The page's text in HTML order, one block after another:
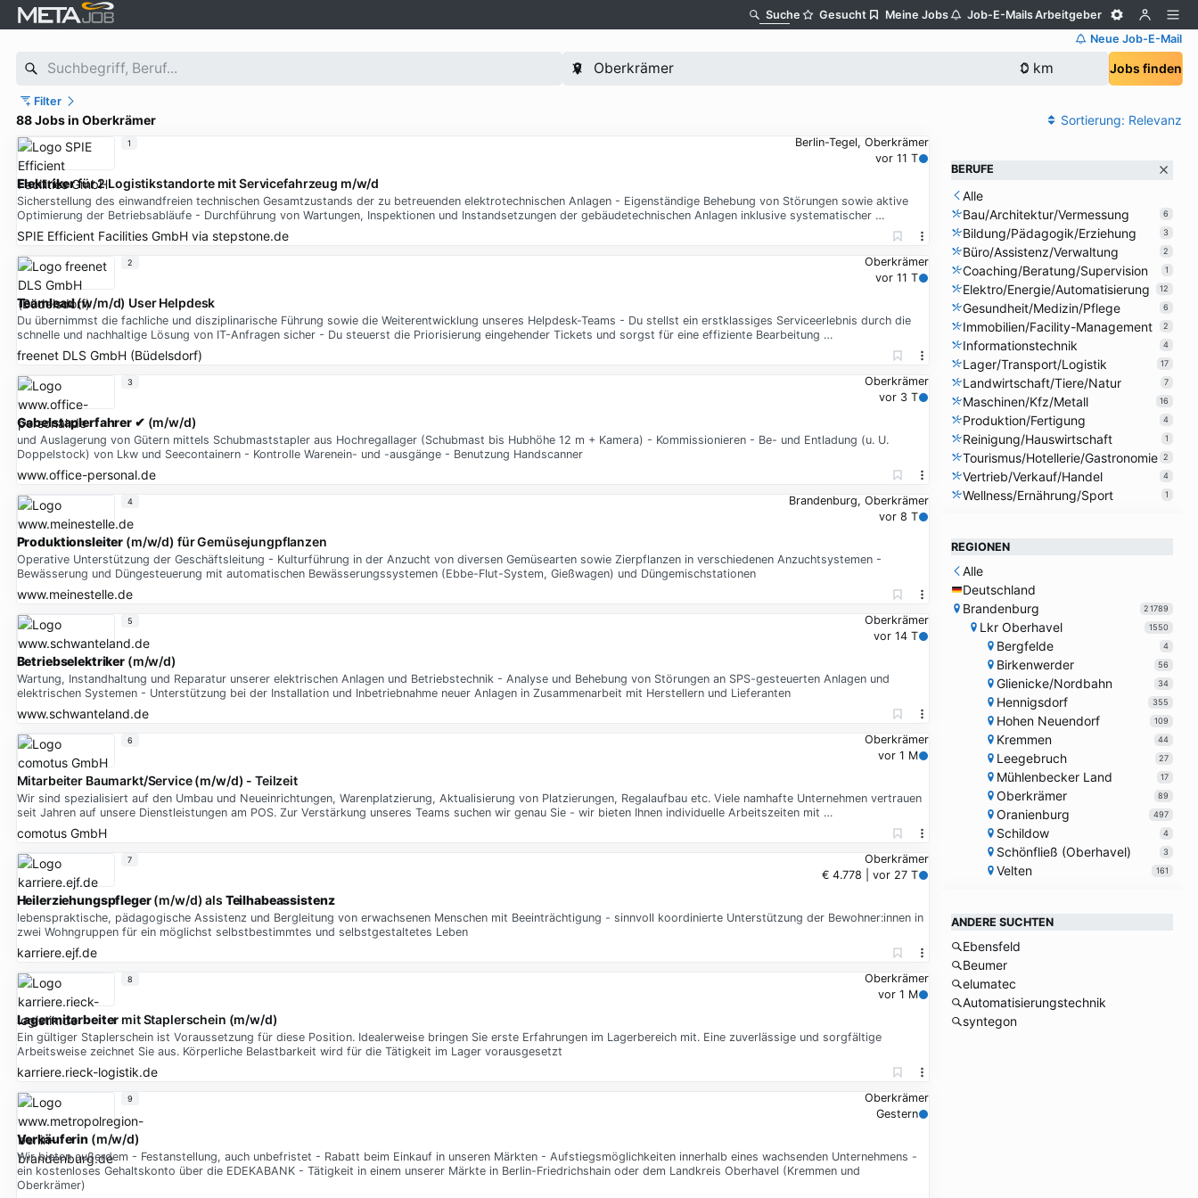
Suche Gesucht Meine Jobs Job-E-MailsArbeitgeber
Neue Job-E-Mail
Jobs finden
Filter
88 Jobs in Oberkrämer Sortierung: Relevanz
Berlin-Tegel, Oberkrämer
vor 11 T
Elektrikerfür 2 Logistikstandorte mit Servicefahrzeug m/w/d
Sicherstellung des einwandfreien technischen Gesamtzustands der zu betreuenden elektrotechnischen Anlagen - Eigenständige Behebung von Störungen sowie aktive
Optimierung der Betriebsabläufe - Durchführung von Wartungen, Inspektionen und Instandsetzungen der gebäudetechnischen Anlagen inklusive systematischer …
SPIE Efficient Facilities GmbHvia stepstone.de
1
Oberkrämer
vor 11 T
Teamlead(w/m/d) User Helpdesk
Du übernimmst die fachliche und disziplinarische Führung sowie die Weiterentwicklung unseres Helpdesk-Teams - Du stellst ein erstklassiges Serviceerlebnis durch die
schnelle und nachhaltige Lösung von IT-Anfragen sicher - Du steuerst die Priorisierung eingehender Tickets und sorgst für eine effiziente Bearbeitung …
freenet DLS GmbH (Büdelsdorf)
2
Oberkrämer
vor 3 T
Gabelstaplerfahrer✔ (m/w/d)
und Auslagerung von Gütern mittels Schubmaststapler aus Hochregallager (Schubmast bis Hubhöhe 12 m + Kamera) - Kommissionieren - Be- und Entladung (u. U.
Doppelstock) von Lkw und Seecontainern - Kontrolle Warenein- und -ausgänge - Benutzung Handscanner
www.office-personal.de
3
Brandenburg, Oberkrämer
vor 8 T
Produktionsleiter (m/w/d) für Gemüsejungpflanzen
Operative Unterstützung der Geschäftsleitung - Kulturführung in der Anzucht von diversen Gemüsearten sowie Zierpflanzen in verschiedenen Anzuchtsystemen -
Bewässerung und Düngesteuerung mit automatischen Bewässerungssystemen (Ebbe-Flut-System, Gießwagen) und Düngemischstationen
www.meinestelle.de
4
Oberkrämer
vor 14 T
Betriebselektriker(m/w/d)
Wartung, Instandhaltung und Reparatur unserer elektrischen Anlagen und Betriebstechnik - Analyse und Behebung von Störungen an SPS-gesteuerten Anlagen und
elektrischen Systemen - Unterstützung bei der Installation und Inbetriebnahme neuer Anlagen in Zusammenarbeit mit Herstellern und Lieferanten
www.schwanteland.de
5
Oberkrämer
vor 1 M
Mitarbeiter Baumarkt/Service (m/w/d) - Teilzeit
Wir sind spezialisiert auf den Umbau und Neueinrichtungen, Warenplatzierung, Aktualisierung von Platzierungen, Regalaufbau etc. Viele namhafte Unternehmen vertrauen
seit Jahren auf unsere Dienstleistungen am POS. Zur Verstärkung unseres Teams suchen wir genau Sie - wir bieten Ihnen individuelle Arbeitszeiten mit …
comotus GmbH
6
Oberkrämer
€ 4.778 | vor 27 T
Heilerziehungspfleger(m/w/d) als Teilhabeassistenz
lebenspraktische, pädagogische Assistenz und Bergleitung von erwachsenen Menschen mit Beeinträchtigung - sinnvoll koordinierte Unterstützung der Bewohner:innen in
zwei Wohngruppen für ein möglichst selbstbestimmtes und selbstgestaltetes Leben
karriere.ejf.de
7
Oberkrämer
vor 1 M
Lagermitarbeiter mit Staplerschein (m/w/d)
Ein gültiger Staplerschein ist Voraussetzung für diese Position. Idealerweise bringen Sie erste Erfahrungen im Lagerbereich mit. Eine zuverlässige und sorgfältige
Arbeitsweise zeichnet Sie aus. Körperliche Belastbarkeit wird für die Tätigkeit im Lager vorausgesetzt
karriere.rieck-logistik.de
8
Oberkrämer
Gestern
Verkäuferin(m/w/d)
Wir bieten außerdem - Festanstellung, auch unbefristet - Rabatt beim Einkauf in unseren Märkten - Aufstiegsmöglichkeiten innerhalb eines wachsenden Unternehmens -
ein kostenloses Gehaltskonto über die EDEKABANK - Tätigkeit in einem unserer Märkte in Berlin-Friedrichshain oder dem Landkreis Oberhavel (Kremmen und
Oberkrämer)
9
BERUFE
Alle
Bau/Architektur/Vermessung
6
Bildung/Pädagogik/Erziehung 3
Büro/Assistenz/Verwaltung 2
Coaching/Beratung/Supervision 1
Elektro/Energie/Automatisierung 12
Gesundheit/Medizin/Pflege 6
Immobilien/Facility-Management 2
Informationstechnik 4
Lager/Transport/Logistik 17
Landwirtschaft/Tiere/Natur 7
Maschinen/Kfz/Metall 16
Produktion/Fertigung 4
Reinigung/Hauswirtschaft 1
Tourismus/Hotellerie/Gastronomie 2
Vertrieb/Verkauf/Handel 4
Wellness/Ernährung/Sport 1
REGIONEN
Alle
Deutschland
Brandenburg
21789
Lkr Oberhavel 1550
Bergfelde 4
Birkenwerder 56
Glienicke/Nordbahn 34
Hennigsdorf 355
Hohen Neuendorf 109
Kremmen 44
Leegebruch 27
Mühlenbecker Land 17
Oberkrämer 89
Oranienburg 497
Schildow 4
Schönfließ (Oberhavel) 3
Velten 161
ANDERE SUCHTEN
Ebensfeld
Beumer
elumatec
Automatisierungstechnik
syntegon